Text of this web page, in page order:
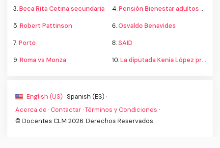
3.Beca Rita Cetina secundaria 4.Pensión Bienestar adultos mayores
5.Robert Pattinson 6.Osvaldo Benavides
7.Porto 8.SAID
9.Roma vs Monza 10.La diputada Kenia López propone cambiar el nombre del país a México
English (US) · Spanish (ES) ·
Acerca de · Contactar ·Términos y Condiciones ·
© Docentes CLM 2026. Derechos Reservados